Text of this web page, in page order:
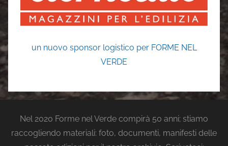
un nuovo sponsor logistico per FORME NEL
VERDE
Nel 2020 Forme nel Verde compirà 50 anni; stiamo
raccogliendo materiali: foto, documenti, manifesti delle